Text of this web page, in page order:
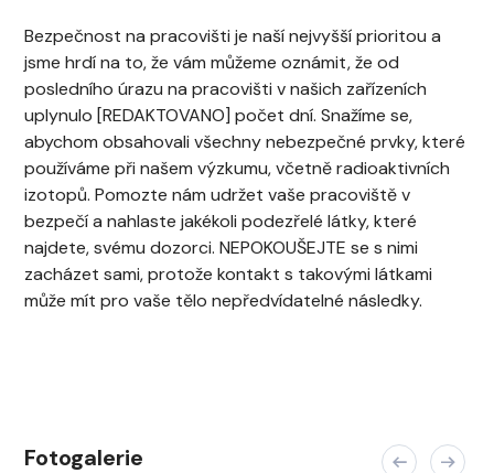
Bezpečnost na pracovišti je naší nejvyšší prioritou a
jsme hrdí na to, že vám můžeme oznámit, že od
posledního úrazu na pracovišti v našich zařízeních
uplynulo [REDAKTOVANO] počet dní. Snažíme se,
abychom obsahovali všechny nebezpečné prvky, které
používáme při našem výzkumu, včetně radioaktivních
izotopů. Pomozte nám udržet vaše pracoviště v
bezpečí a nahlaste jakékoli podezřelé látky, které
najdete, svému dozorci. NEPOKOUŠEJTE se s nimi
zacházet sami, protože kontakt s takovými látkami
může mít pro vaše tělo nepředvídatelné následky.
Fotogalerie